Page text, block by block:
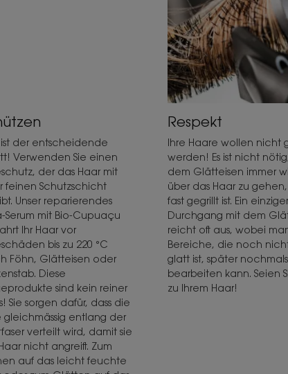
ist der entscheidende
Verwenden Sie einen
der das Haar mit
feinen Schutzschicht
Unser reparierendes
Serum mit Bio-Cupuaçu
Ihr Haar vor
bis zu 220 °C
Föhn, Glätteisen oder
Diese
sind kein reiner
Sie sorgen dafür, dass die
gleichmässig entlang der
verteilt wird, damit sie
nicht angreift. Zum
auf das leicht feuchte
Respekt
Ihre Haare wollen nicht
werden! Es ist nicht
dem Glätteisen immer
über das Haar zu gehen,
fast gegrillt ist. Ein einziger
Durchgang mit dem
reicht oft aus, wobei
Bereiche, die noch
glatt ist, später nochmals
bearbeiten kann. Seien
zu Ihrem Haar!